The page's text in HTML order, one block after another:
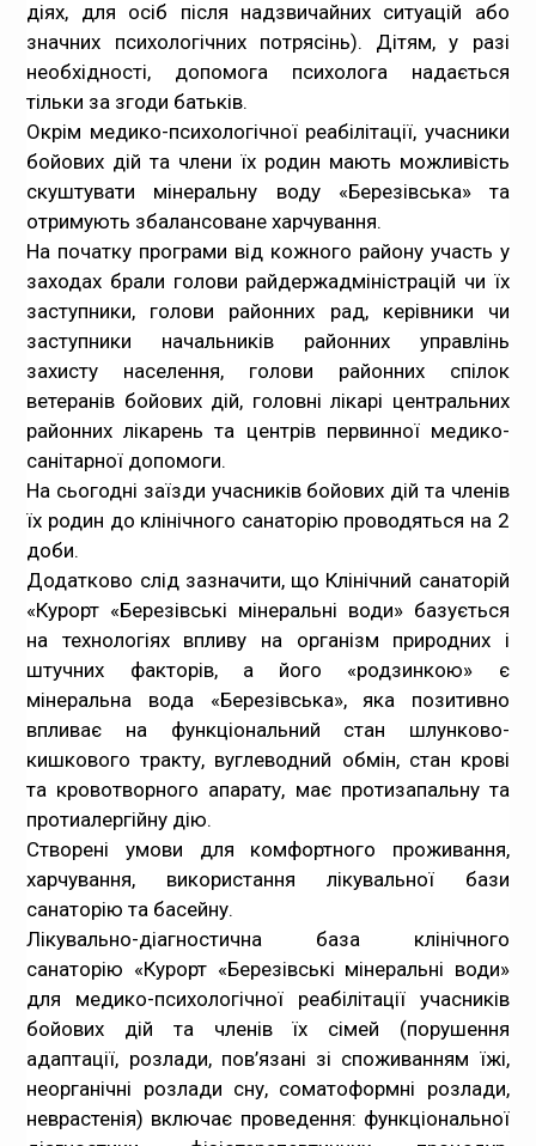
діях, для осіб після надзвичайних ситуацій або
значних психологічних потрясінь). Дітям, у разі
необхідності, допомога психолога надається
тільки за згоди батьків.
Окрім медико-психологічної реабілітації, учасники
бойових дій та члени їх родин мають можливість
скуштувати мінеральну воду «Березівська» та
отримують збалансоване харчування.
На початку програми від кожного району участь у
заходах брали голови райдержадміністрацій чи їх
заступники, голови районних рад, керівники чи
заступники начальників районних управлінь
захисту населення, голови районних спілок
ветеранів бойових дій, головні лікарі центральних
районних лікарень та центрів первинної медико-
санітарної допомоги.
На сьогодні заїзди учасників бойових дій та членів
їх родин до клінічного санаторію проводяться на 2
доби.
Додатково слід зазначити, що Клінічний санаторій
«Курорт «Березівські мінеральні води» базується
на технологіях впливу на організм природних і
штучних факторів, а його «родзинкою» є
мінеральна вода «Березівська», яка позитивно
впливає на функціональний стан шлунково-
кишкового тракту, вуглеводний обмін, стан крові
та кровотворного апарату, має протизапальну та
протиалергійну дію.
Створені умови для комфортного проживання,
харчування, використання лікувальної бази
санаторію та басейну.
Лікувально-діагностична база клінічного
санаторію «Курорт «Березівські мінеральні води»
для медико-психологічної реабілітації учасників
бойових дій та членів їх сімей (порушення
адаптації, розлади, пов’язані зі споживанням їжі,
неорганічні розлади сну, соматоформні розлади,
неврастенія) включає проведення: функціональної